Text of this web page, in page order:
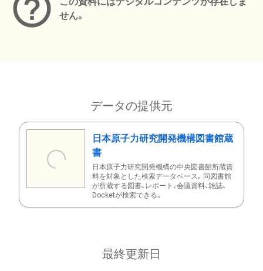
せん。
データの提供元
日本原子力研究開発機構図書館蔵
書
日本原子力研究開発機構の中央図書館所蔵資
料を対象とした検索データベース。同図書館
が所蔵する図書、レポート、会議資料、雑誌、
Docketが検索できる。
最終更新日